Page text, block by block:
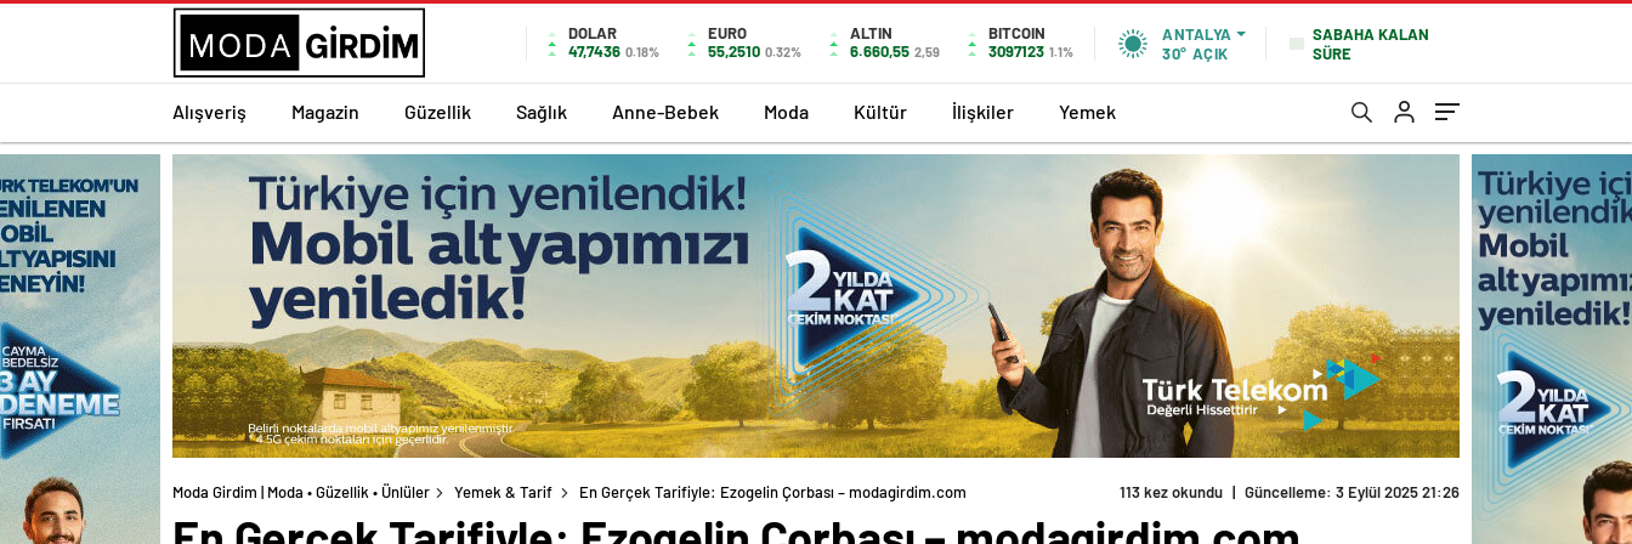
DOLAR
47,7436 0.18%
EURO
55,2510 0.32%
ALTIN
6.660,55 2,59
BITCOIN
3097123 1.1%
ANTALYA
30° AÇIK
SABAHA KALAN
SÜRE
Alışveriş Magazin Güzellik Sağlık Anne-Bebek Moda Kültür İlişkiler Yemek
Moda Girdim | Moda • Güzellik • Ünlüler Yemek & Tarif En Gerçek Tarifiyle: Ezogelin Çorbası – modagirdim.com 113 kez okundu | Güncelleme: 3 Eylül 2025 21:26